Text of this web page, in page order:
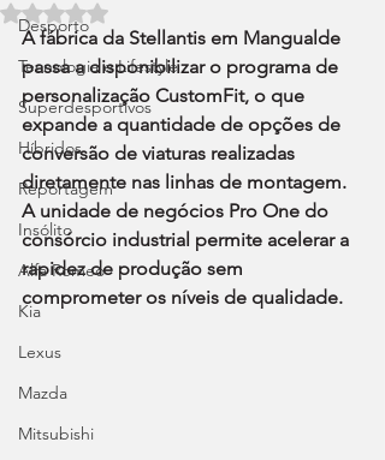
Desporto
Tecnologia e Lifestyle
Superdesportivos
Híbridos
Reportagem
Insólito
Alfa Romeo
Kia
Lexus
Mazda
Mitsubishi
Avaliado com NaN de 5 estrelas.
A fábrica da Stellantis em Mangualde
passa a disponibilizar o programa de
personalização CustomFit, o que
expande a quantidade de opções de
conversão de viaturas realizadas
diretamente nas linhas de montagem.
A unidade de negócios Pro One do
consórcio industrial permite acelerar a
rapidez de produção sem
comprometer os níveis de qualidade.